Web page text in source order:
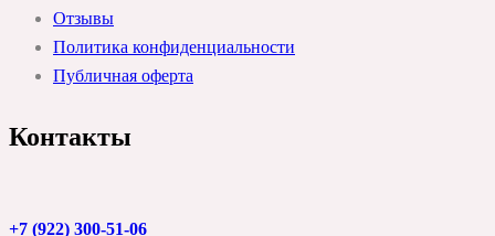
Отзывы
Политика конфиденциальности
Публичная оферта
Контакты
+7 (922) 300-51-06